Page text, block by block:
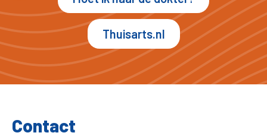
Thuisarts.nl
Contact